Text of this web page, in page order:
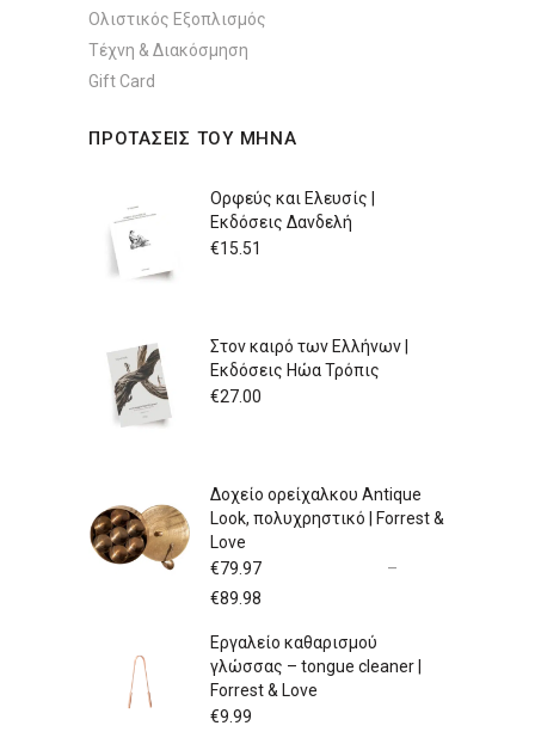
Ολιστικός Εξοπλισμός
Τέχνη & Διακόσμηση
Gift Card
ΠΡΟΤΑΣΕΙΣ ΤΟΥ ΜΗΝΑ
Ορφεύς και Ελευσίς |
Εκδόσεις Δανδελή
€15.51
Στον καιρό των Ελλήνων |
Εκδόσεις Ηώα Τρόπις
€27.00
Δοχείο ορείχαλκου Antique
Look, πολυχρηστικό | Forrest &
Love
€79.97
–
€89.98
through
Εργαλείο καθαρισμού
γλώσσας – tongue cleaner |
Forrest & Love
€9.99